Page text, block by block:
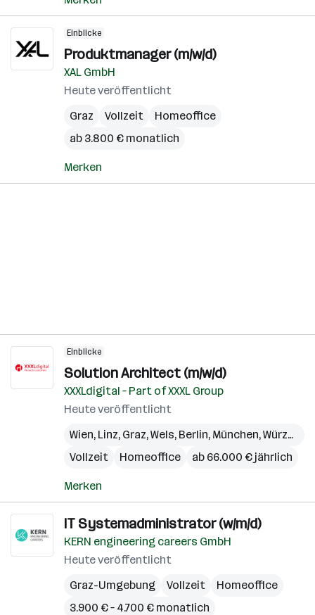
Einblicke
Produktmanager (m/w/d)
XAL GmbH
Heute veröffentlicht
Graz
Vollzeit
Homeoffice
ab 3.800 € monatlich
Merken
Einblicke
Solution Architect (m/w/d)
XXXLdigital – Part of XXXL Group
Heute veröffentlicht
Wien, Linz, Graz,Wels, Berlin, München,Würzburg
Vollzeit
Homeoffice ab 66.000 € jährlich
Merken
IT Systemadministrator (w/m/d)
KERN engineering careers GmbH
Heute veröffentlicht
Graz-Umgebung
Vollzeit
Homeoffice
3.900 € – 4.700 € monatlich